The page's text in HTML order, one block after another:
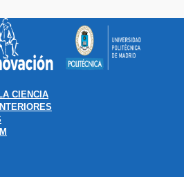
CIENCIA